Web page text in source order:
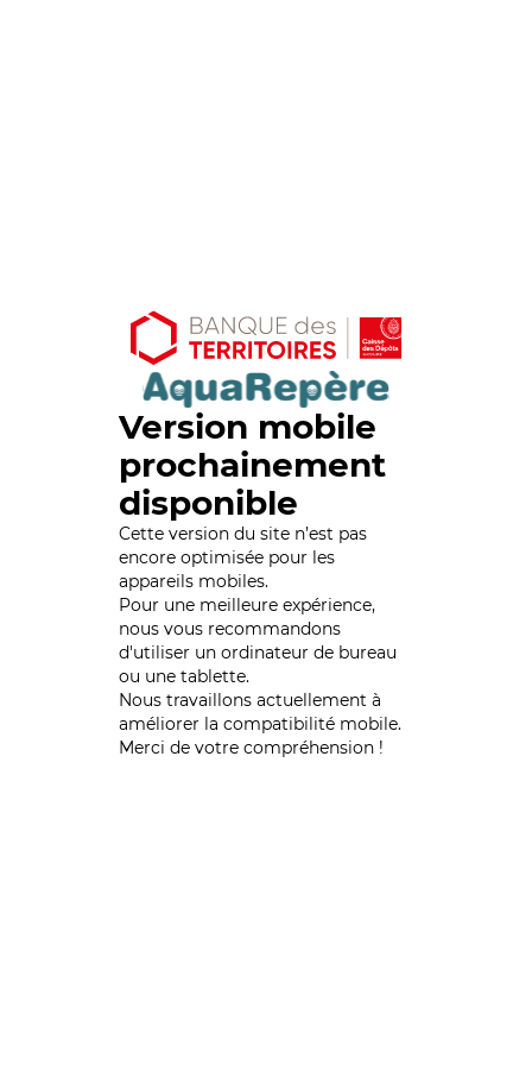
Version mobile
prochainement
disponible
Cette version du site n’est pas
encore optimisée pour les
appareils mobiles.
Pour une meilleure expérience,
nous vous recommandons
d'utiliser un ordinateur de bureau
ou une tablette.
Nous travaillons actuellement à
améliorer la compatibilité mobile.
Merci de votre compréhension !